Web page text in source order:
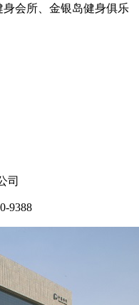
会所、金银岛健身俱乐
司
9388